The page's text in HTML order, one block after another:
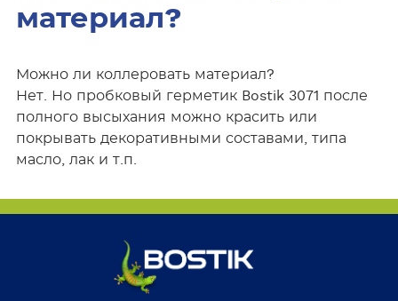
материал?
Можно ли коллеровать материал?
Нет. Но пробковый герметик Bostik 3071 после
полного высыхания можно красить или
покрывать декоративными составами, типа
масло, лак и т.п.